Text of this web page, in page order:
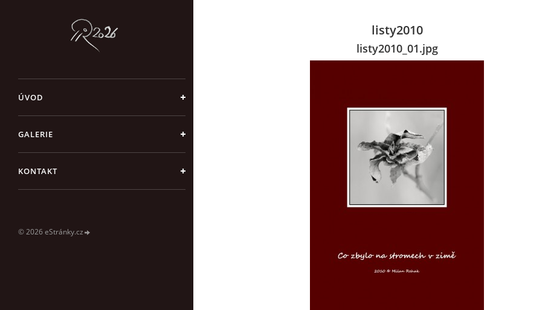
ÚVOD
GALERIE
KONTAKT
© 2026 eStránky.cz
listy2010
listy2010_01.jpg